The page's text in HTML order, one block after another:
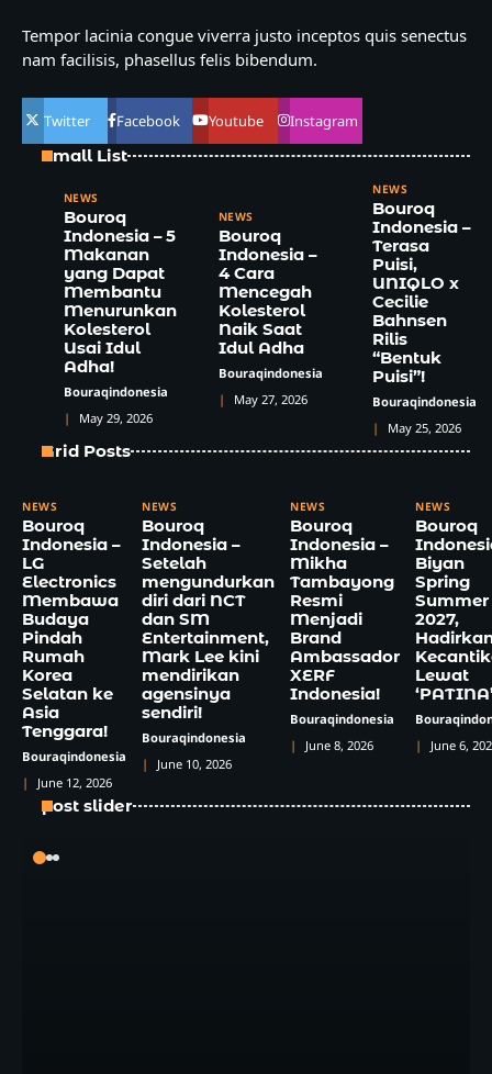
Tempor lacinia congue viverra justo inceptos quis senectus
nam facilisis, phasellus felis bibendum.
Twitter Facebook Youtube Instagram
Small List
NEWS
Bouroq
Indonesia – 5
Makanan
yang Dapat
Membantu
Menurunkan
Kolesterol
Usai Idul
Adha!
Bouraqindonesia
May 29, 2026
NEWS
Bouroq
Indonesia –
4 Cara
Mencegah
Kolesterol
Naik Saat
Idul Adha
Bouraqindonesia
May 27, 2026
NEWS
Bouroq
Indonesia –
Terasa
Puisi,
UNIQLO x
Cecilie
Bahnsen
Rilis
“Bentuk
Puisi”!
Bouraqindonesia
May 25, 2026
Grid Posts
NEWS
Bouroq
Indonesia –
LG
Electronics
Membawa
Budaya
Pindah
Rumah
Korea
Selatan ke
Asia
Tenggara!
Bouraqindonesia
June 12, 2026
NEWS
Bouroq
Indonesia –
Setelah
mengundurkan
diri dari NCT
dan SM
Entertainment,
Mark Lee kini
mendirikan
agensinya
sendiri!
Bouraqindonesia
June 10, 2026
NEWS
Bouroq
Indonesia –
Mikha
Tambayong
Resmi
Menjadi
Brand
Ambassador
XERF
Indonesia!
Bouraqindonesia
June 8, 2026
NEWS
Bouroq
Biyan
Spring
Summer
2027,
Lewat
June 6,
post slider